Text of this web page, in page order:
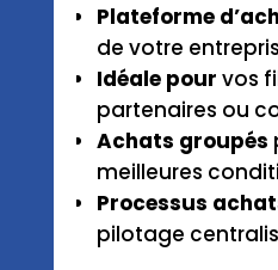
Plateforme
de votre
Idéale pour vos
partenaires ou
Achats groupés
meilleures
Processus
pilotage